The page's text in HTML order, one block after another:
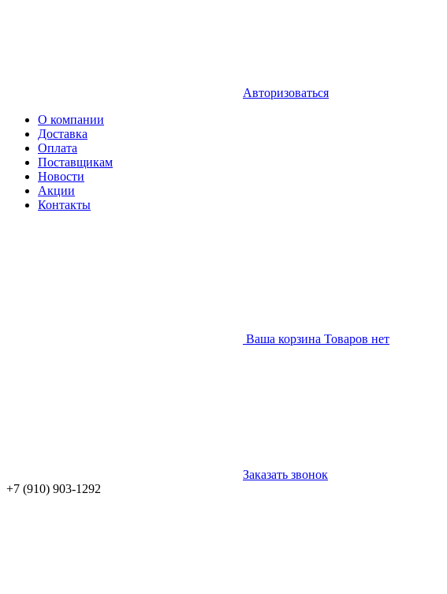
Авторизоваться
О компании
Доставка
Оплата
Поставщикам
Новости
Акции
Контакты
Ваша корзина Товаров нет
Заказать звонок
+7 (910) 903-1292